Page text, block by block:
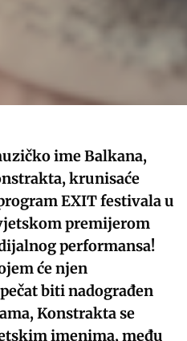
ime Balkana,
krunisaće
EXIT festivala u
premijerom
performansa!
će njen
biti nadograđen
Konstrakta se
imenima, među